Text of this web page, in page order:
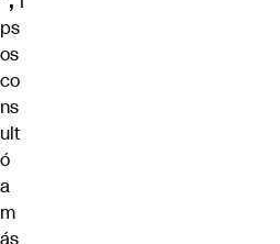
ps
os
co
ns
ult
ó
a
m